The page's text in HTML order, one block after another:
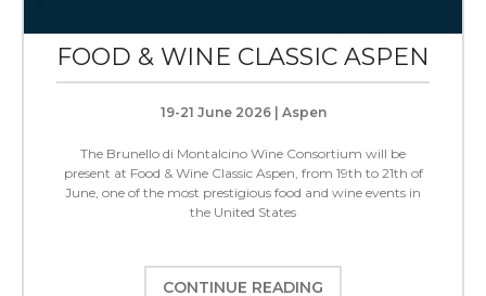
FOOD & WINE CLASSIC ASPEN
19-21 June 2026 | Aspen
The Brunello di Montalcino Wine Consortium will be
present at Food & Wine Classic Aspen, from 19th to 21th of
June, one of the most prestigious food and wine events in
the United States
CONTINUE READING